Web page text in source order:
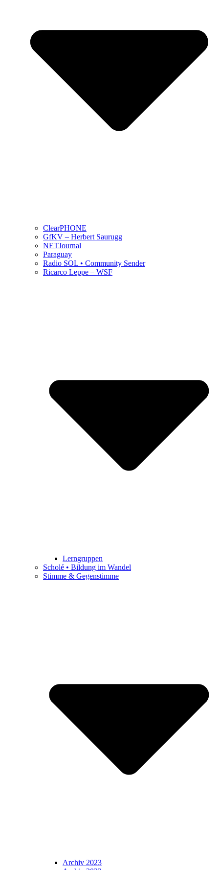
ClearPHONE
GfKV – Herbert Saurugg
NETJournal
Paraguay
Radio SOL • Community Sender
Ricarco Leppe – WSF
Lerngruppen
Scholé • Bildung im Wandel
Stimme & Gegenstimme
Archiv 2023